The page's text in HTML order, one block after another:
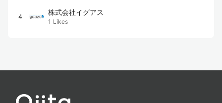
4
株式会社イグアス
1 Likes